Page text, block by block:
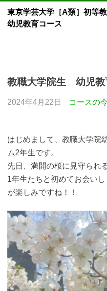
東京学芸大学［A類］初等
幼児教育コース
教職大学院生 幼児教
2024年4月22日 コースの今
はじめまして、教職大学院
ム2年生です。
先日、満開の桜に見守られ
1年生たちと初めてお会い
が楽しみですね！！